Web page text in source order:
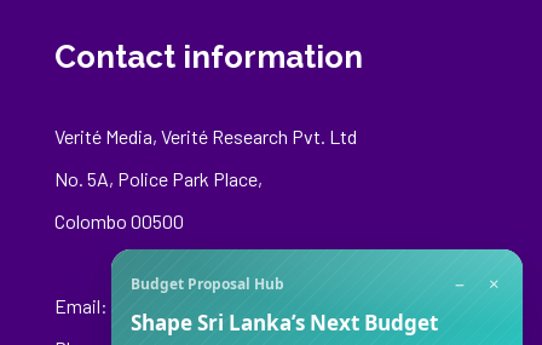
Contact information
Verité Media, Verité Research Pvt. Ltd
No. 5A, Police Park Place,
Colombo 00500
Email:
Budget Proposal Hub − ×
Shape Sri Lanka’s Next Budget